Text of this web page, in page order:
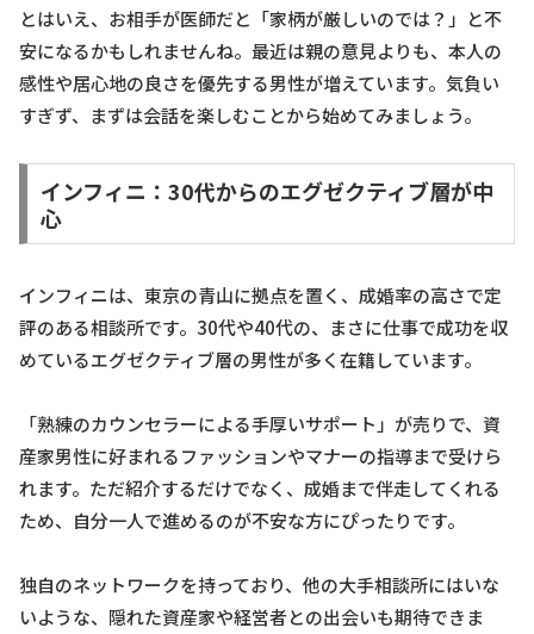
とはいえ、お相手が医師だと「家柄が厳しいのでは？」と不
安になるかもしれませんね。最近は親の意見よりも、本人の
感性や居心地の良さを優先する男性が増えています。気負い
すぎず、まずは会話を楽しむことから始めてみましょう。
インフィニ：30代からのエグゼクティブ層が中
心
インフィニは、東京の青山に拠点を置く、成婚率の高さで定
評のある相談所です。30代や40代の、まさに仕事で成功を収
めているエグゼクティブ層の男性が多く在籍しています。
「熟練のカウンセラーによる手厚いサポート」が売りで、資
産家男性に好まれるファッションやマナーの指導まで受けら
れます。ただ紹介するだけでなく、成婚まで伴走してくれる
ため、自分一人で進めるのが不安な方にぴったりです。
独自のネットワークを持っており、他の大手相談所にはいな
いような、隠れた資産家や経営者との出会いも期待できま